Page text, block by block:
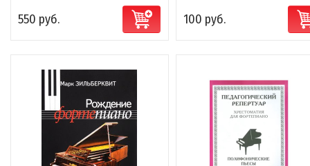
550 руб. 100 руб.